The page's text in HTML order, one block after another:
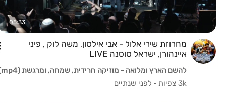
05:33
מחרוזת שירי אלול - אבי אילסון, משה לוק , פיני
איינהורן, ישראל סוסנה LIVE
להשם הארץ ומלואה - מוזיקה חרידית, שמחה, ומרגשת (mp4)
3k צפיות
· לפני שנתיים